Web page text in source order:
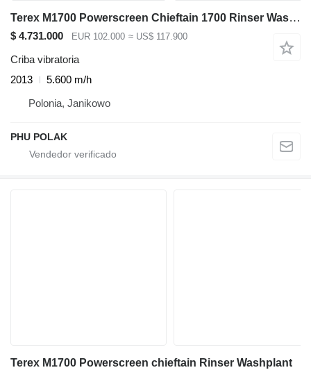
Terex M1700 Powerscreen Chieftain 1700 Rinser Washplant
$ 4.731.000 EUR 102.000 ≈ US$ 117.900
Criba vibratoria
2013
5.600 m/h
Polonia, Janikowo
PHU POLAK
Terex M1700 Powerscreen chieftain Rinser Washplant